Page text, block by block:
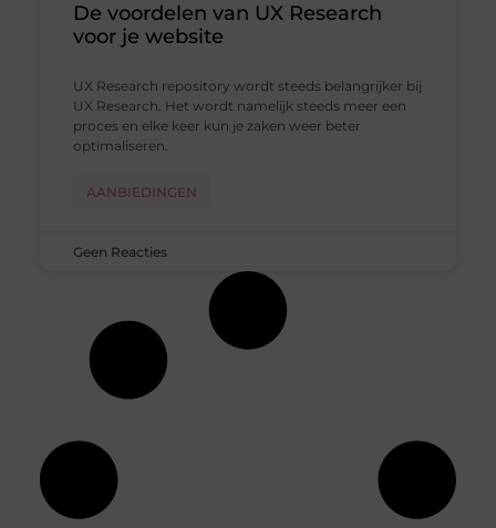
De voordelen van UX Research
voor je website
UX Research repository wordt steeds belangrijker bij
UX Research. Het wordt namelijk steeds meer een
proces en elke keer kun je zaken weer beter
optimaliseren.
AANBIEDINGEN
Geen Reacties